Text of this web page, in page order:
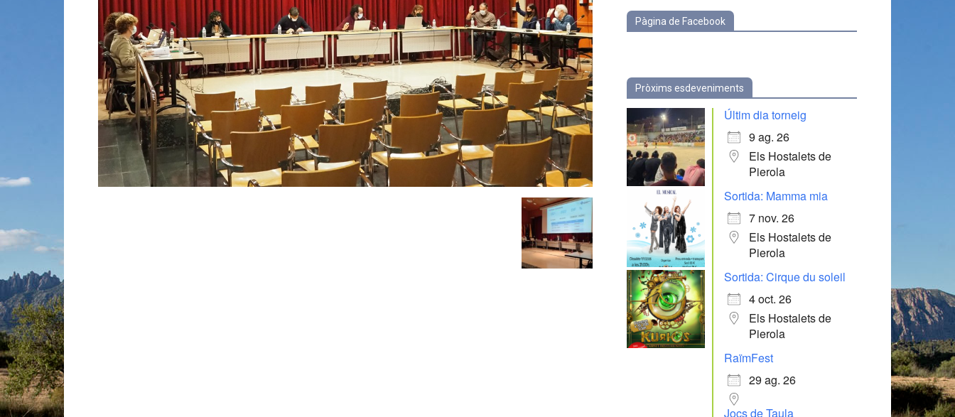
Pàgina de Facebook
Pròxims esdeveniments
Últim dia torneig
9 ag. 26
Els Hostalets de
Pierola
Sortida: Mamma mia
7 nov. 26
Els Hostalets de
Pierola
Sortida: Cirque du soleil
4 oct. 26
Els Hostalets de
Pierola
RaïmFest
29 ag. 26
Jocs de Taula